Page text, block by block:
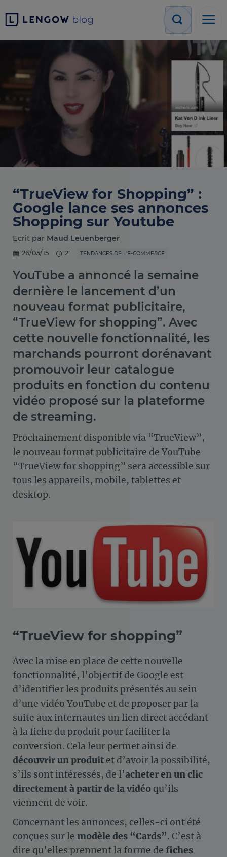
“TrueView for Shopping” :
Google lance ses annonces
Shopping sur Youtube
Ecrit par Maud Leuenberger
26/05/15 2' TENDANCES DE L'E-COMMERCE
YouTube a annoncé la semaine
dernière le lancement d’un
nouveau format publicitaire,
“TrueView for shopping”. Avec
cette nouvelle fonctionnalité, les
marchands pourront dorénavant
promouvoir leur catalogue
produits en fonction du contenu
vidéo proposé sur la plateforme
de streaming.
Prochainement disponible via “TrueView”,
le nouveau format publicitaire de YouTube
“TrueView for shopping” sera accessible sur
tous les appareils, mobile, tablettes et
desktop.
“TrueView for shopping”
Avec la mise en place de cette nouvelle
fonctionnalité, l’objectif de Google est
d’identifier les produits présentés au sein
d’une vidéo YouTube et de proposer par la
suite aux internautes un lien direct accédant
à la fiche du produit pour faciliter la
conversion. Cela leur permet ainsi de
découvrir un produit et d’avoir la possibilité,
s’ils sont intéressés, de l’acheter en un clic
directement à partir de la vidéo qu’ils
viennent de voir.
Concernant les annonces, celles-ci ont été
conçues sur le modèle des “Cards”. C’est à
dire qu’elles prennent la forme de fiches